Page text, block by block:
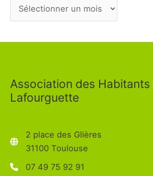
Association des Habitants
Lafourguette
2 place des Glières
31100 Toulouse
07 49 75 92 91